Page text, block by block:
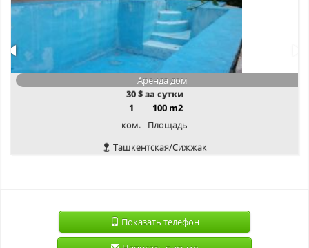
Аренда дом
30$ за сутки
1
ком.
100 m2
Площадь
Ташкентская/Сижжак
Показать телефон